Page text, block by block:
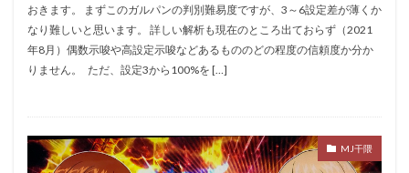
おきます。 まずこのガルパンの判別難易度ですが、3～6設定差が薄くか
なり難しいと思います。 詳しい解析も現在のところ出ておらず（2021
年8月）偶数示唆や高設定示唆などあるもののどの程度の信頼度か分か
りません。 ただ、設定3から100%を […]
MJ干隈
モンハン狂竜
モンハン黄金
ラキ海
ランキング
リゼロ 寺井一択
愛姫
ピラミッドアイ
設定4 絶対衝撃３
絶笑
花伝
花火 花火通 蒼天の拳
規制緩和
設定
設定判別 絆 設定差
設定推測
設定看破
趣味打ち 転生 鉄拳3
鉄拳4